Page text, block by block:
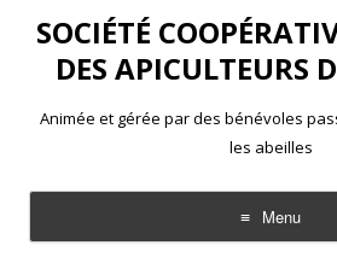
SOCIÉTÉ
DES APICULTEURS
Animée et gérée par des bénévoles
les abeilles
Menu
Aller